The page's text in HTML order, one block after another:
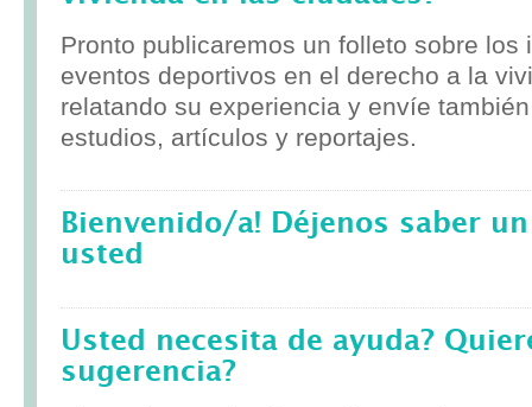
Pronto publicaremos un folleto sobre los
eventos deportivos en el derecho a la
relatando su experiencia y envíe
estudios, artículos y reportajes.
Bienvenido/a! Déjenos saber
usted
Usted necesita de ayuda?
sugerencia?